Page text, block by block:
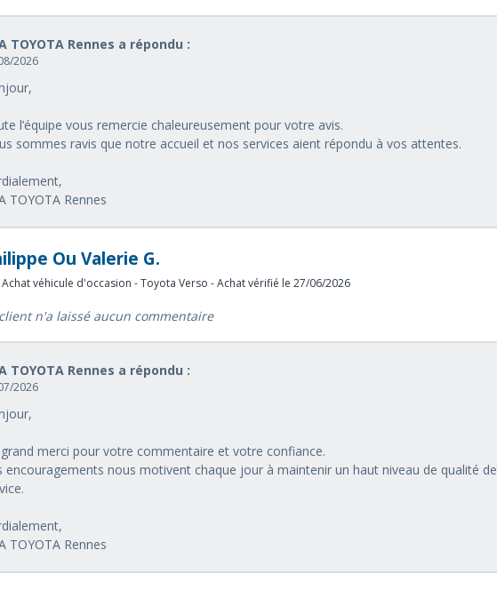
TOYOTA Rennes a répondu :
2026
l’équipe vous remercie chaleureusement pour votre avis.
sommes ravis que notre accueil et nos services aient répondu à vos attentes.
TOYOTA Rennes
Ou Valerie G.
Achat véhicule d'occasion - Toyota Verso - Achat vérifié le 27/06/2026
n'a laissé aucun commentaire
TOYOTA Rennes a répondu :
2026
merci pour votre commentaire et votre confiance.
encouragements nous motivent chaque jour à maintenir un haut niveau de qualité de
TOYOTA Rennes